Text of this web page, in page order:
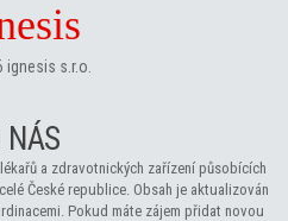
ignesis s.r.o.
NÁS
a zdravotnických zařízení působících
České republice. Obsah je aktualizován
Pokud máte zájem přidat novou